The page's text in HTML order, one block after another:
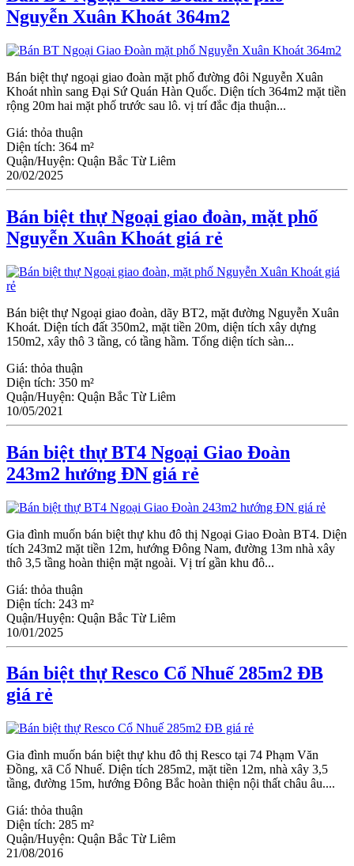
Nguyễn Xuân Khoát 364m2
Bán biệt thự ngoại giao đoàn mặt phố đường đôi Nguyễn Xuân
Khoát nhìn sang Đại Sứ Quán Hàn Quốc. Diện tích 364m2 mặt tiền
rộng 20m hai mặt phố trước sau lô. vị trí đắc địa thuận...
Giá: thỏa thuận
Diện tích: 364 m²
Quận/Huyện: Quận Bắc Từ Liêm
20/02/2025
Bán biệt thự Ngoại giao đoàn, mặt phố
Nguyễn Xuân Khoát giá rẻ
Bán biệt thự Ngoại giao đoàn, dãy BT2, mặt đường Nguyễn Xuân
Khoát. Diện tích đất 350m2, mặt tiền 20m, diện tích xây dựng
150m2, xây thô 3 tầng, có tầng hầm. Tổng diện tích sàn...
Giá: thỏa thuận
Diện tích: 350 m²
Quận/Huyện: Quận Bắc Từ Liêm
10/05/2021
Bán biệt thự BT4 Ngoại Giao Đoàn
243m2 hướng ĐN giá rẻ
Gia đình muốn bán biệt thự khu đô thị Ngoại Giao Đoàn BT4. Diện
tích 243m2 mặt tiền 12m, hướng Đông Nam, đường 13m nhà xây
thô 3,5 tầng hoàn thiện mặt ngoài. Vị trí gần khu đô...
Giá: thỏa thuận
Diện tích: 243 m²
Quận/Huyện: Quận Bắc Từ Liêm
10/01/2025
Bán biệt thự Resco Cổ Nhuế 285m2 ĐB
giá rẻ
Gia đình muốn bán biệt thự khu đô thị Resco tại 74 Phạm Văn
Đồng, xã Cổ Nhuế. Diện tích 285m2, mặt tiền 12m, nhà xây 3,5
tầng, đường 15m, hướng Đông Bắc hoàn thiện nội thất châu âu....
Giá: thỏa thuận
Diện tích: 285 m²
Quận/Huyện: Quận Bắc Từ Liêm
21/08/2016